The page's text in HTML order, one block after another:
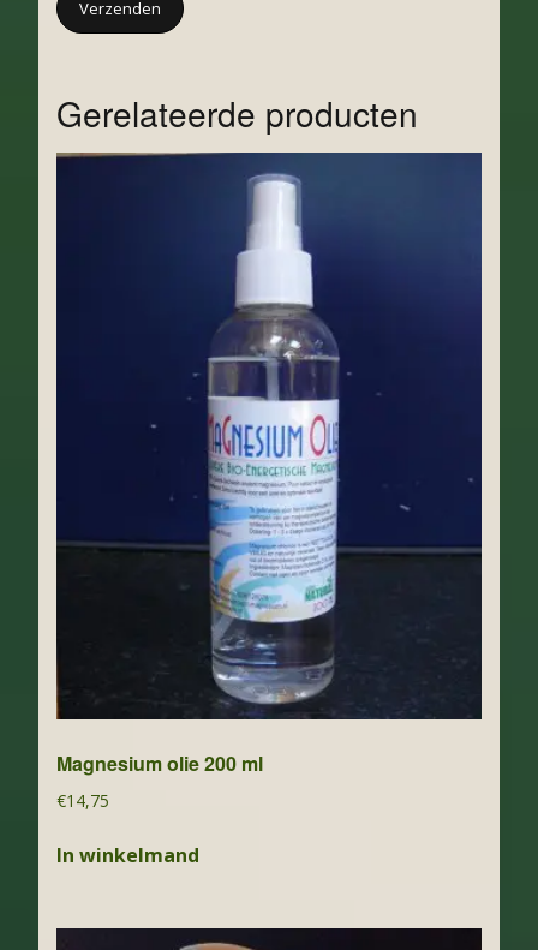
Gerelateerde producten
Magnesium olie 200 ml
€14,75
In winkelmand